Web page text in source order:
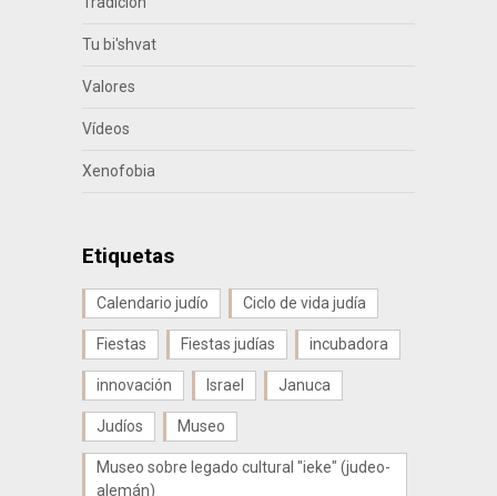
Tu bi'shvat
Valores
Vídeos
Xenofobia
Etiquetas
Calendario judío Ciclo de vida judía
Fiestas Fiestas judías incubadora
innovación Israel Januca
Judíos Museo
Museo sobre legado cultural "ieke" (judeo-
alemán)